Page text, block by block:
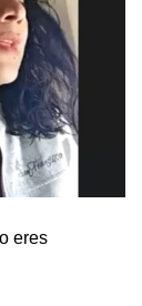
eres